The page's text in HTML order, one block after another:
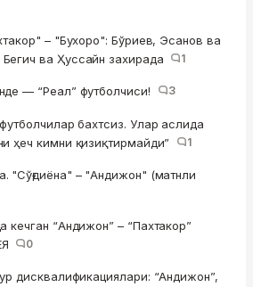
– "Бухоро": Бўриев, Эсанов ва
ва Ҳуссайн захирада
1
— “Реал” футболчиси! 3
бахтсиз. Улар аслида
ҳеч кимни қизиқтирмайди”
1
"Сўғдиёна" – "Андижон" (матнли
кечган “Андижон” – “Пахтакор”
0
дисквалификациялари: “Андижон”,